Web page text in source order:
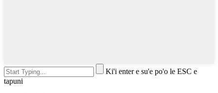
Ki'i enter e su'e po'o le ESC e
tapuni